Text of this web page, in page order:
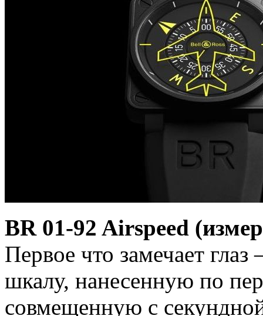
BR 01-92 Airspeed
Первое что замечает
шкалу, нанесенную по
совмещенную с